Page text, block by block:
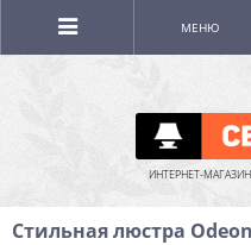
ИНТЕРНЕТ-
МЕНЮ
Стильная люстра